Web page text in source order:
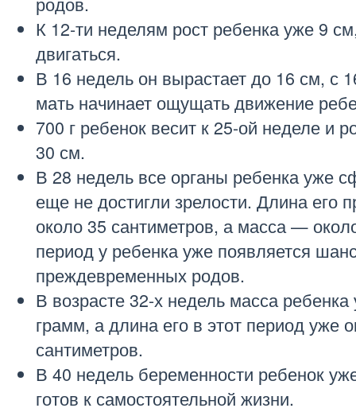
К 12-ти неделям рост ребенка уже 9
двигаться.
В 16 недель он вырастает до 16 см, с
мать начинает ощущать движение
700 г ребенок весит к 25-ой неделе и
30 см.
В 28 недель все органы ребенка уже
еще не достигли зрелости. Длина его
около 35 сантиметров, а масса —
период у ребенка уже появляется
преждевременных родов.
В возрасте 32-х недель масса
грамм, а длина его в этот период уже
сантиметров.
В 40 недель беременности ребенок
готов к самостоятельной жизни.